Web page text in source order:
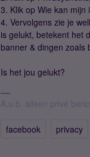
3. Klik op Wie kan
4. Vervolgens zie je
is gelukt, betekent het
banner & dingen zoals
Is het jou gelukt?
A.u.b. alleen privé
facebook privacy